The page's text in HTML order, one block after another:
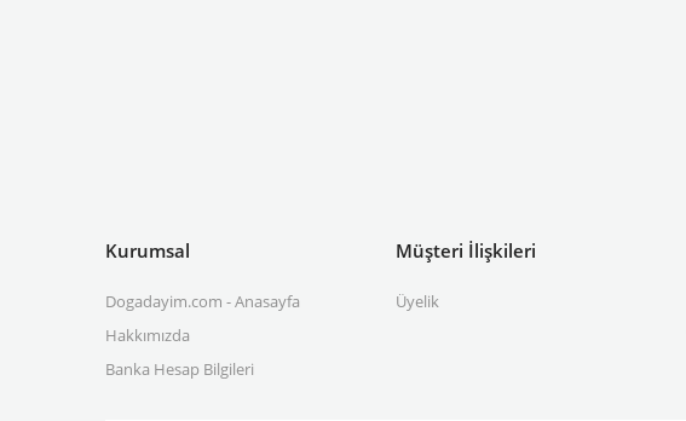
Kurumsal
Dogadayim.com - Anasayfa
Hakkımızda
Banka Hesap Bilgileri
Müşteri İlişkileri
Üyelik